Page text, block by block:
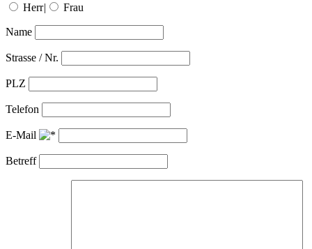
Herr| Frau
Name
Strasse / Nr.
PLZ
Telefon
E-Mail
Betreff